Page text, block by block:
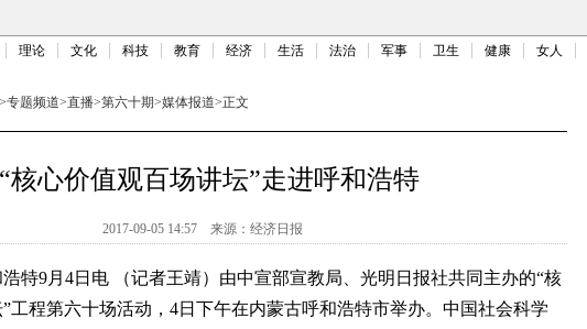
理论 文化 科技 教育 经济 生活 法治 军事 卫生 健康 女人
>专题频道>直播>第六十期>媒体报道>正文
“核心价值观百场讲坛”走进呼和浩特
2017-09-05 14:57 来源： 经济日报
9月4日电 （记者王靖）由中宣部宣教局、光明日报社共同主办的“核
工程第六十场活动，4日下午在内蒙古呼和浩特市举办。中国社会科学